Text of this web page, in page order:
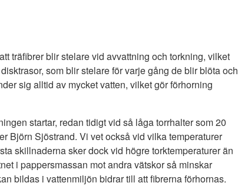
träfibrer blir stelare vid avvattning och torkning, vilket
som blir stelare för varje gång de blir blöta och
sig alltid av mycket vatten, vilket gör förhorning
startar, redan tidigt vid så låga torrhalter som 20
Björn Sjöstrand. Vi vet också vid vilka temperaturer
skillnaderna sker dock vid högre torktemperaturer än
i pappersmassan mot andra vätskor så minskar
bildas i vattenmiljön bidrar till att fibrerna förhornas.